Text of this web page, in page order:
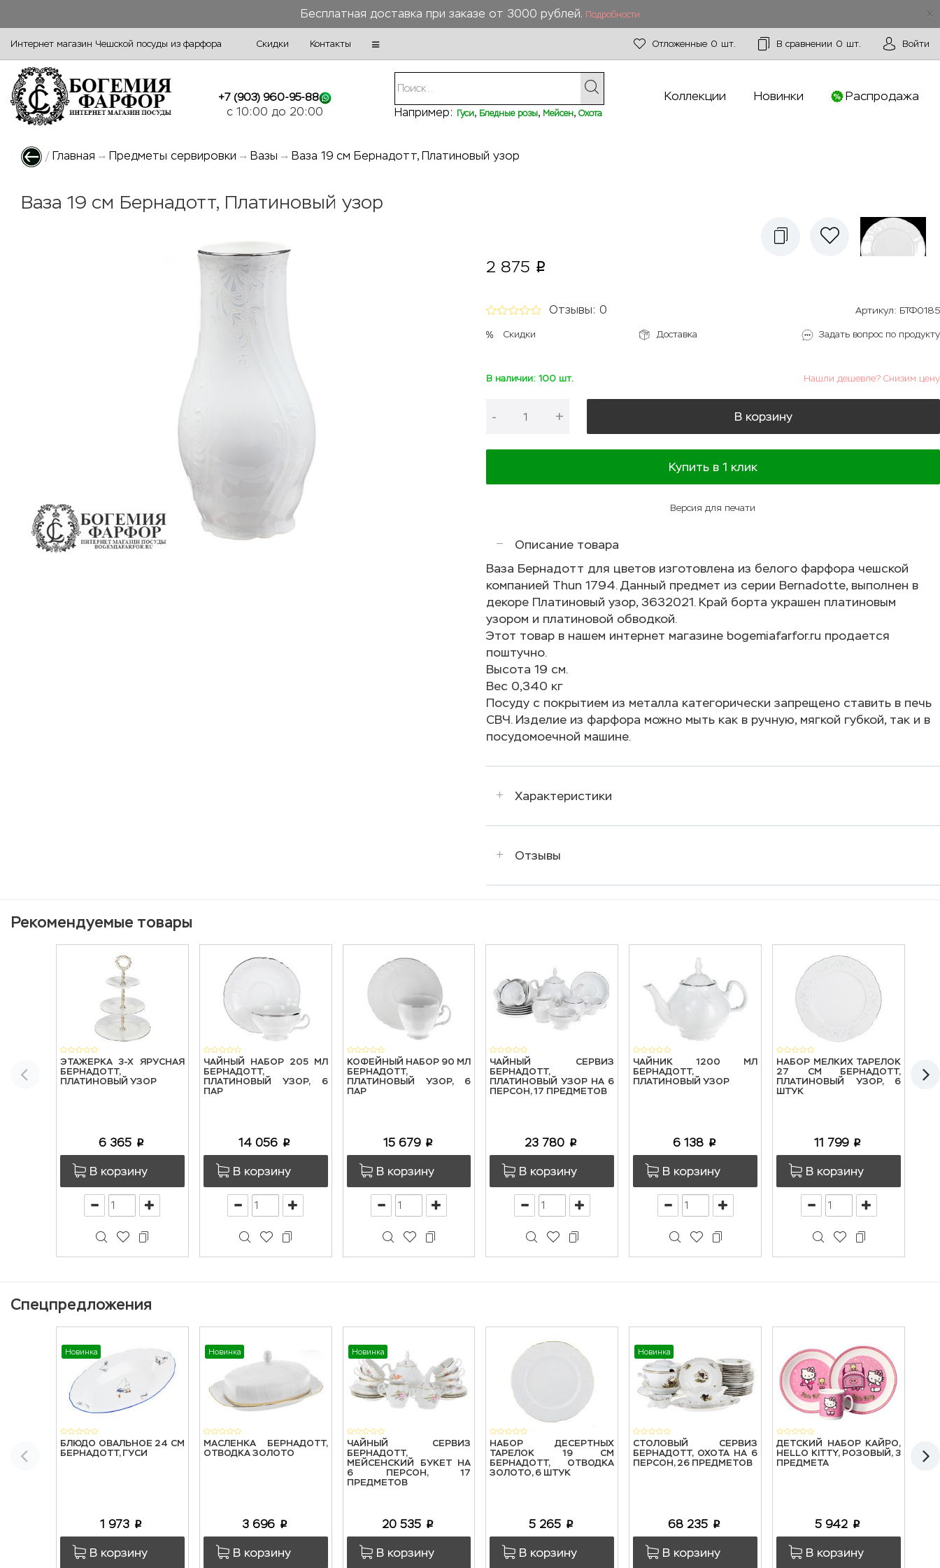
Бесплатная доставка при заказе от 3000 рублей. Подробности
Интернет магазин Чешской посуды из фарфора Скидки Контакты Отложенные 0 шт. В сравнении 0 шт. Войти
+7 (903) 960-95-88
c 10:00 до 20:00 Например: Гуси, Бледные розы, Мейсен, Охота
Коллекции Новинки Распродажа
/Главная Предметы сервировки Вазы Ваза 19 см Бернадотт, Платиновый узор
Ваза 19 см Бернадотт, Платиновый узор
2 875 p
Отзывы: 0 Артикул: БТФ0185
Скидки Доставка Задать вопрос по продукту
В наличии: 100 шт. Нашли дешевле? Снизим цену
- + В корзину
Купить в 1 клик
Версия для печати
Описание товара
Ваза Бернадотт для цветов изготовлена из белого фарфора чешской
компанией Thun 1794. Данный предмет из серии Bernadotte, выполнен в
декоре Платиновый узор, 3632021. Край борта украшен платиновым
узором и платиновой обводкой.
Этот товар в нашем интернет магазине bogemiafarfor.ru продается
поштучно.
Высота 19 см.
Вес 0,340 кг
Посуду с покрытием из металла категорически запрещено ставить в печь
СВЧ. Изделие из фарфора можно мыть как в ручную, мягкой губкой, так и в
посудомоечной машине.
Характеристики
Отзывы
Рекомендуемые товары
ЭТАЖЕРКА 3-Х ЯРУСНАЯ
БЕРНАДОТТ,
ПЛАТИНОВЫЙ УЗОР
6 365 p
В корзину
ЧАЙНЫЙ НАБОР 205 МЛ
БЕРНАДОТТ,
ПЛАТИНОВЫЙ УЗОР, 6
ПАР
14 056 p
В корзину
КОФЕЙНЫЙ НАБОР 90 МЛ
БЕРНАДОТТ,
ПЛАТИНОВЫЙ УЗОР, 6
ПАР
15 679 p
В корзину
ЧАЙНЫЙ СЕРВИЗ
БЕРНАДОТТ,
ПЛАТИНОВЫЙ УЗОР НА 6
ПЕРСОН, 17 ПРЕДМЕТОВ
23 780 p
В корзину
ЧАЙНИК 1200 МЛ
БЕРНАДОТТ,
ПЛАТИНОВЫЙ УЗОР
6 138 p
В корзину
НАБОР МЕЛКИХ ТАРЕЛОК
27 СМ БЕРНАДОТТ,
ПЛАТИНОВЫЙ УЗОР, 6
ШТУК
11 799 p
В корзину
Спецпредложения
БЛЮДО ОВАЛЬНОЕ 24 СМ
БЕРНАДОТТ, ГУСИ
Новинка
1 973 p
В корзину
МАСЛЕНКА БЕРНАДОТТ,
ОТВОДКА ЗОЛОТО
Новинка
3 696 p
В корзину
ЧАЙНЫЙ СЕРВИЗ
БЕРНАДОТТ,
МЕЙСЕНСКИЙ БУКЕТ НА
6 ПЕРСОН, 17
ПРЕДМЕТОВ
Новинка
20 535 p
В корзину
НАБОР ДЕСЕРТНЫХ
ТАРЕЛОК 19 СМ
БЕРНАДОТТ, ОТВОДКА
ЗОЛОТО, 6 ШТУК
5 265 p
В корзину
СТОЛОВЫЙ СЕРВИЗ
БЕРНАДОТТ, ОХОТА НА 6
ПЕРСОН, 26 ПРЕДМЕТОВ
Новинка
68 235 p
В корзину
ДЕТСКИЙ НАБОР КАЙРО,
HELLO KITTY, РОЗОВЫЙ, 3
ПРЕДМЕТА
5 942 p
В корзину